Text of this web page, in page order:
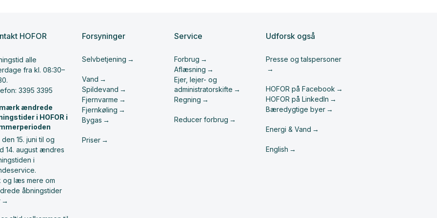
HOFOR
alle
fra kl. 08:30–
3395 3395
ændrede
i HOFOR i
den 15. juni til og
14. august ændres
i
og læs mere om
åbningstider
Forsyninger
Selvbetjening
Vand
Spildevand
Fjernvarme
Fjernkøling
Bygas
Priser
Service
Forbrug
Aflæsning
Ejer, lejer- og
administratorskifte
Regning
Reducer forbrug
Udforsk også
Presse og talspersoner
HOFOR på Facebook
HOFOR på LinkedIn
Bæredygtige byer
Energi & Vand
English